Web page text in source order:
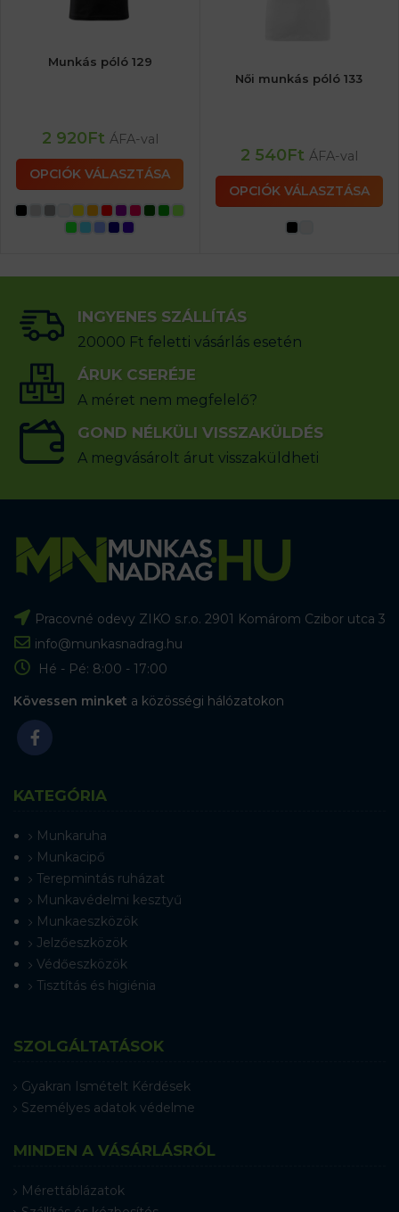
Munkás póló 129
2 920Ft ÁFA-val
OPCIÓK VÁLASZTÁSA
Női munkás póló 133
2 540Ft ÁFA-val
OPCIÓK VÁLASZTÁSA
INGYENES SZÁLLÍTÁS
20000 Ft feletti vásárlás esetén
ÁRUK CSERÉJE
A méret nem megfelelő?
GOND NÉLKÜLI VISSZAKÜLDÉS
A megvásárolt árut visszaküldheti
Pracovné odevy ZIKO s.r.o. 2901 Komárom Czibor utca 3
info@munkasnadrag.hu
Hé - Pé: 8:00 - 17:00
Kövessen minket a közösségi hálózatokon
KATEGÓRIA
Munkaruha
Munkacipő
Terepmintás ruházat
Munkavédelmi kesztyű
Munkaeszközök
Jelzőeszközök
Védőeszközök
Tisztítás és higiénia
SZOLGÁLTATÁSOK
Gyakran Ismételt Kérdések
Személyes adatok védelme
MINDEN A VÁSÁRLÁSRÓL
Mérettáblázatok